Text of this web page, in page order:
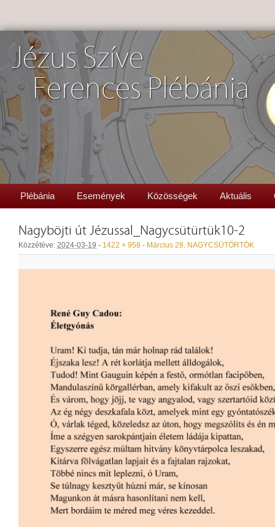
Jézus Szíve
Ferences Plébánia
Plébánia Események Közösségek Aktuális
Nagyböjti út Jézussal_Nagycsütürtük10-2
Közzétéve: 2024-03-19 - 1422 × 958 - Március 28. NAGYCSÜTÖRTÖK